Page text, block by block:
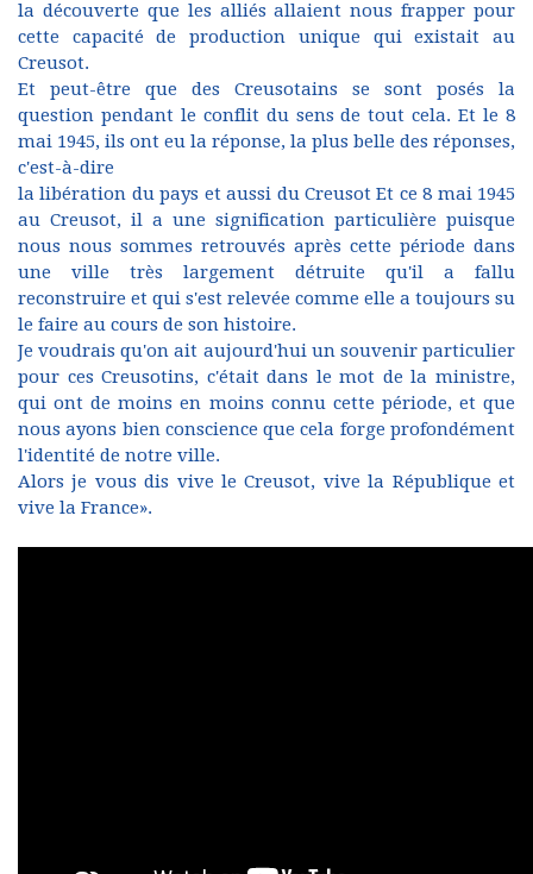
la découverte que les alliés allaient nous frapper pour
cette capacité de production unique qui existait au
Creusot.
Et peut-être que des Creusotains se sont posés la
question pendant le conflit du sens de tout cela. Et le 8
mai 1945, ils ont eu la réponse, la plus belle des réponses,
c'est-à-dire
la libération du pays et aussi du Creusot Et ce 8 mai 1945
au Creusot, il a une signification particulière puisque
nous nous sommes retrouvés après cette période dans
une ville très largement détruite qu'il a fallu
reconstruire et qui s'est relevée comme elle a toujours su
le faire au cours de son histoire.
Je voudrais qu'on ait aujourd'hui un souvenir particulier
pour ces Creusotins, c'était dans le mot de la ministre,
qui ont de moins en moins connu cette période, et que
nous ayons bien conscience que cela forge profondément
l'identité de notre ville.
Alors je vous dis vive le Creusot, vive la République et
vive la France».